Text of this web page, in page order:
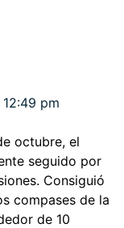
12:49 pm
octubre, el
seguido por
Consiguió
compases de la
de 10